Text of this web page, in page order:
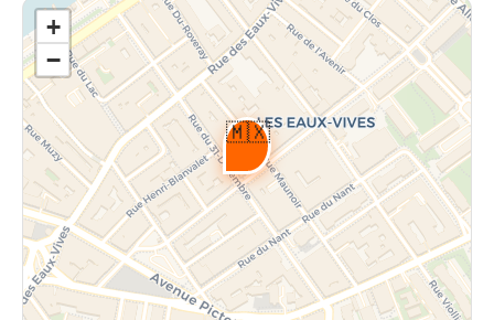
🇲🇽
+
−